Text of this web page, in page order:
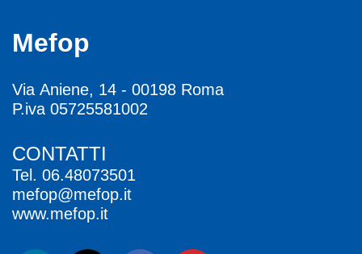
Mefop
Via Aniene, 14 - 00198 Roma
P.iva 05725581002
CONTATTI
Tel. 06.48073501
mefop@mefop.it
www.mefop.it